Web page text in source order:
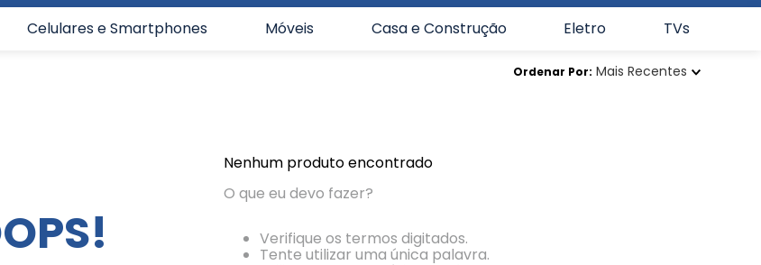
Celulares e Smartphones Móveis Casa e Construção Eletro TVs
Ordenar Por Mais Recentes
Nenhum produto encontrado
O que eu devo fazer?
Verifique os termos digitados.
Tente utilizar uma única palavra.